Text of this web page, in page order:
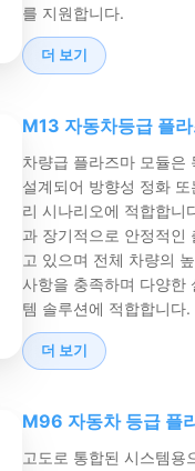
를 지원합니다.
더 보기
M13 자동차등급 플
차량급 플라즈마 모듈은
설계되어 방향성 정화
리 시나리오에 적합합니
과 장기적으로 안정적인
고 있으며 전체 차량의
사항을 충족하며 다양한
템 솔루션에 적합합니다.
더 보기
M96 자동차 등급 플
고도로 통합된 시스템용